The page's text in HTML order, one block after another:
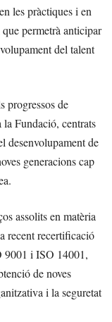
les pràctiques i en
permetrà anticipar
del talent
progressos de
la Fundació, centrats
desenvolupament de
generacions cap
assolits en matèria
recent recertificació
9001 i ISO 14001,
de noves
i la seguretat